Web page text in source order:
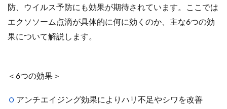
防、ウイルス予防にも効果が期待されています。ここでは
エクソソーム点滴が具体的に何に効くのか、主な6つの効
果について解説します。
＜6つの効果＞
アンチエイジング効果によりハリ不足やシワを改善